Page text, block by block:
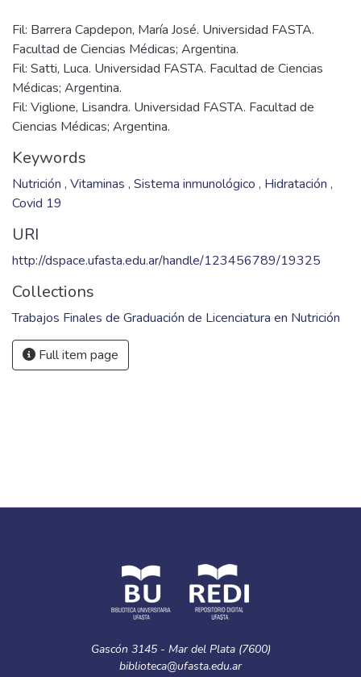
Fil: Barrera Capdepon, María José. Universidad FASTA.
Facultad de Ciencias Médicas; Argentina.
Fil: Satti, Luca. Universidad FASTA. Facultad de Ciencias
Médicas; Argentina.
Fil: Viglione, Lisandra. Universidad FASTA. Facultad de
Ciencias Médicas; Argentina.
Keywords
Nutrición , Vitaminas , Sistema inmunológico , Hidratación ,
Covid 19
URI
http://dspace.ufasta.edu.ar/handle/123456789/19325
Collections
Trabajos Finales de Graduación de Licenciatura en Nutrición
Full item page
Gascón 3145 - Mar del Plata (7600)
biblioteca@ufasta.edu.ar